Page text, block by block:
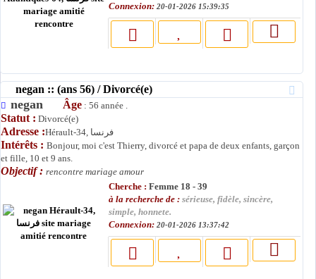
Connexion: 20-01-2026 15:39:35
negan :: (ans 56) / Divorcé(e)
negan Âge : 56 année .
Statut : Divorcé(e)
Adresse : Hérault-34, فرنسا
Intérêts : Bonjour, moi c'est Thierry, divorcé et papa de deux enfants, garçon
et fille, 10 et 9 ans.
Objectif : rencontre mariage amour
Cherche : Femme 18 - 39
à la recherche de : sérieuse, fidèle, sincère,
simple, honnete.
Connexion: 20-01-2026 13:37:42